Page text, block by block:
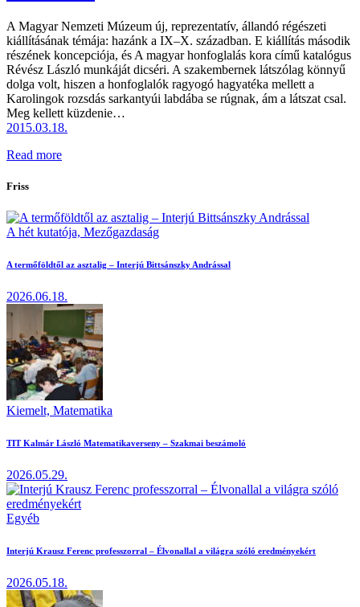
A Magyar Nemzeti Múzeum új, reprezentatív, állandó régészeti
kiállításának témája: hazánk a IX–X. században. E kiállítás második
részének koncepciója, és A magyar honfoglalás kora című katalógus
Révész László munkáját dicséri. A szakembernek látszólag könnyű
dolga volt, hiszen a honfoglalók ragyogó hagyatéka mellett a
Karolingok rozsdás sarkantyúi labdába se rúgnak, ám a látszat csal.
Meg kellett küzdenie…
2015.03.18.
Read more
Friss
A hét kutatója, Mezőgazdaság
A termőföldtől az asztalig – Interjú Bittsánszky Andrással
2026.06.18.
Kiemelt, Matematika
TIT Kalmár László Matematikaverseny – Szakmai beszámoló
2026.05.29.
Egyéb
Interjú Krausz Ferenc professzorral – Élvonallal a világra szóló eredményekért
2026.05.18.